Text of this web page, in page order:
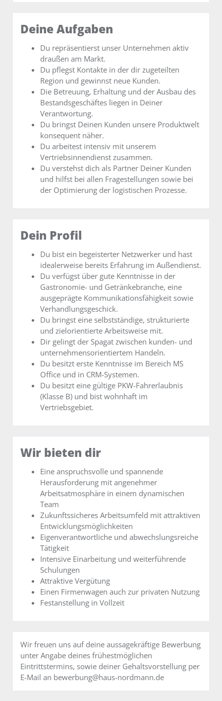
Deine Aufgaben
Du repräsentierst unser Unternehmen aktiv
draußen am Markt.
Du pflegst Kontakte in der dir zugeteilten
Region und gewinnst neue Kunden.
Die Betreuung, Erhaltung und der Ausbau des
Bestandsgeschäftes liegen in Deiner
Verantwortung.
Du bringst Deinen Kunden unsere Produktwelt
konsequent näher.
Du arbeitest intensiv mit unserem
Vertriebsinnendienst zusammen.
Du verstehst dich als Partner Deiner Kunden
und hilfst bei allen Fragestellungen sowie bei
der Optimierung der logistischen Prozesse.
Dein Profil
Du bist ein begeisterter Netzwerker und hast
idealerweise bereits Erfahrung im Außendienst.
Du verfügst über gute Kenntnisse in der
Gastronomie- und Getränkebranche, eine
ausgeprägte Kommunikationsfähigkeit sowie
Verhandlungsgeschick.
Du bringst eine selbstständige, strukturierte
und zielorientierte Arbeitsweise mit.
Dir gelingt der Spagat zwischen kunden- und
unternehmensorientiertem Handeln.
Du besitzt erste Kenntnisse im Bereich MS
Office und in CRM-Systemen.
Du besitzt eine gültige PKW-Fahrerlaubnis
(Klasse B) und bist wohnhaft im
Vertriebsgebiet.
Wir bieten dir
Eine anspruchsvolle und spannende
Herausforderung mit angenehmer
Arbeitsatmosphäre in einem dynamischen
Team
Zukunftssicheres Arbeitsumfeld mit attraktiven
Entwicklungsmöglichkeiten
Eigenverantwortliche und abwechslungsreiche
Tätigkeit
Intensive Einarbeitung und weiterführende
Schulungen
Attraktive Vergütung
Einen Firmenwagen auch zur privaten Nutzung
Festanstellung in Vollzeit
Wir freuen uns auf deine aussagekräftige Bewerbung
unter Angabe deines frühestmöglichen
Eintrittstermins, sowie deiner Gehaltsvorstellung per
E-Mail an bewerbung@haus-nordmann.de